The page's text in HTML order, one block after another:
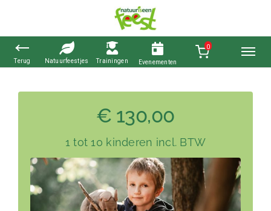
naar
€ 130,00
1 tot 10 kinderen incl. BTW
0